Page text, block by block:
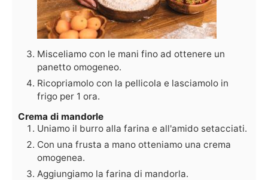
Misceliamo con le mani fino ad ottenere un
panetto omogeneo.
Ricopriamolo con la pellicola e lasciamolo in
frigo per 1 ora.
Crema di mandorle
Uniamo il burro alla farina e all'amido setacciati.
Con una frusta a mano otteniamo una crema
omogenea.
Aggiungiamo la farina di mandorla.